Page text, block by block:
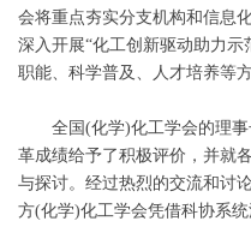
会将重点夯实分支机构和信息
深入开展“化工创新驱动助力示
职能、科学普及、人才培养等
全国(化学)化工学会的理
革成绩给予了积极评价，并就
与探讨。经过热烈的交流和讨
方(化学)化工学会凭借科协系